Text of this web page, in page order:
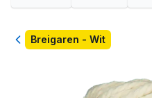
TerugBreigaren - Wit